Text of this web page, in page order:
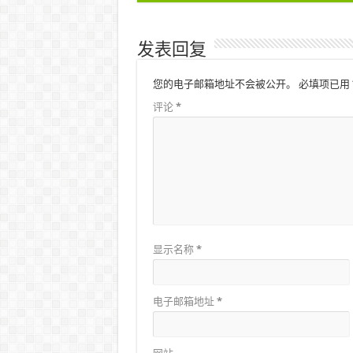
发表回复
您的电子邮箱地址不会被公开。 必填项已用
评论 *
显示名称 *
电子邮箱地址 *